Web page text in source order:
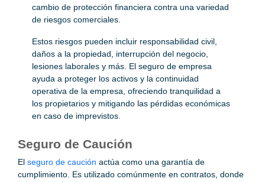
cambio de protección financiera contra una variedad
de riesgos comerciales.
Estos riesgos pueden incluir responsabilidad civil,
daños a la propiedad, interrupción del negocio,
lesiones laborales y más. El seguro de empresa
ayuda a proteger los activos y la continuidad
operativa de la empresa, ofreciendo tranquilidad a
los propietarios y mitigando las pérdidas económicas
en caso de imprevistos.
Seguro de Caución
El seguro de caución actúa como una garantía de
cumplimiento. Es utilizado comúnmente en contratos, donde